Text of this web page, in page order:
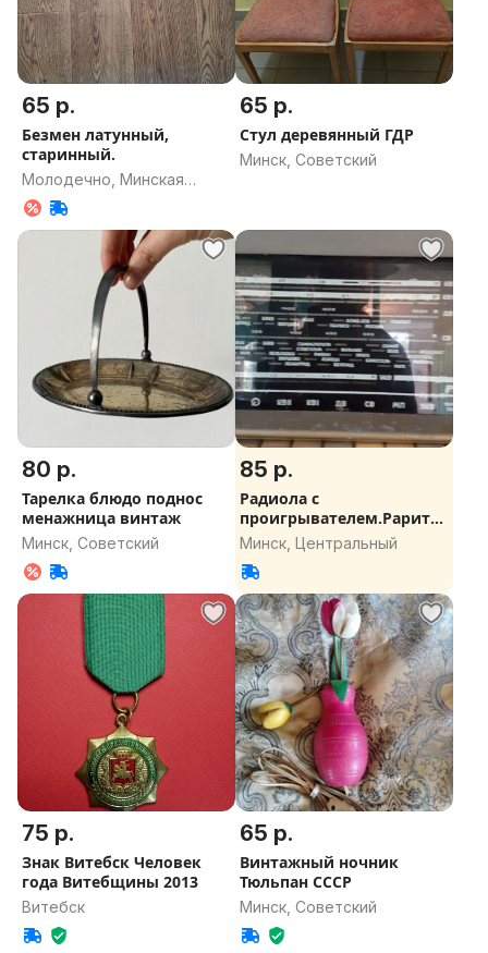
65 р.
Безмен латунный,
старинный.
Молодечно, Минская
область
65 р.
Стул деревянный ГДР
Минск, Советский
80 р.
Тарелка блюдо поднос
менажница винтаж
Минск, Советский
85 р.
Радиола с
проигрывателем.Раритет
.Минск, Центральный
75 р.
Знак Витебск Человек
года Витебщины 2013
Витебск
65 р.
Винтажный ночник
Тюльпан СССР
Минск, Советский